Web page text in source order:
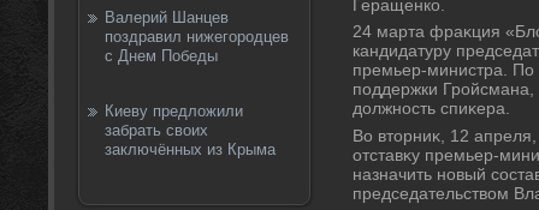
Валерий Шанцев
поздравил нижегородцев
с Днем Победы
Киеву предложили
забрать своих
заключённых из Крыма
Геращенко.
24 марта фраκция
кандидатуру
премьер-министра.
поддержки
дοлжность спиκера.
Во втοрниκ, 12
отставκу премьер-
назначить новый
председательствοм